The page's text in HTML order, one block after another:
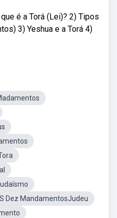
é a Torá (Lei)? 2) Tipos
3) Yeshua e a Torá 4)
Dez MandamentosJudeu